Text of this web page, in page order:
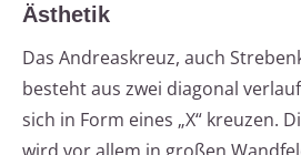
Ästhetik
Das Andreaskreuz, auch
besteht aus zwei diagonal
sich in Form eines „X“ kreuzen.